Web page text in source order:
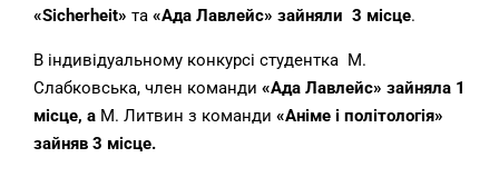
«Sicherheit» та «Ада Лавлейс» зайняли 3 місце.
В індивідуальному конкурсі студентка М.
Слабковська, член команди «Ада Лавлейс» зайняла 1
місце, а М. Литвин з команди «Аніме і політологія»
зайняв 3 місце.